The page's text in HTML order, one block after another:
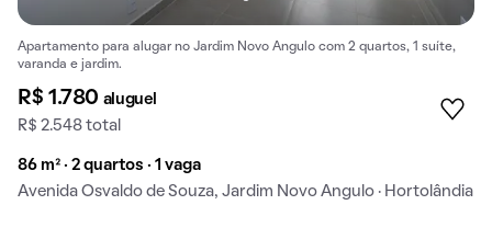
Apartamento para alugar no Jardim Novo Angulo com 2 quartos, 1 suíte,
varanda e jardim.
R$ 1.780 aluguel
R$ 2.548 total
86 m² · 2 quartos · 1 vaga
Avenida Osvaldo de Souza, Jardim Novo Angulo · Hortolândia